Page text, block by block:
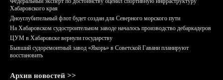
Хабаровского края
Дноуглубительный флот будет создан для Северного морского пути
На Хабаровском судостроительном заводе началось производство дебаркадеров
ЦУМ в Хабаровске вернули государству
Бывший судоремонтный завод «Якорь» в Советской Гавани планируют
восстановить
Архив новостей >>